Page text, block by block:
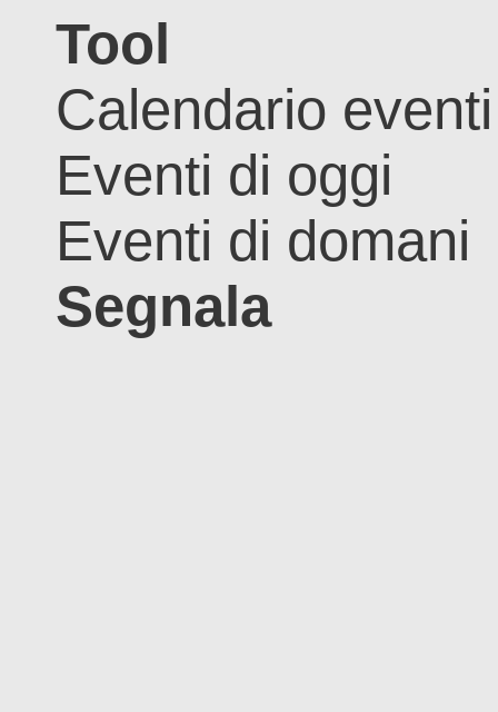
Tool
Calendario eventi
Eventi di oggi
Eventi di domani
Segnala